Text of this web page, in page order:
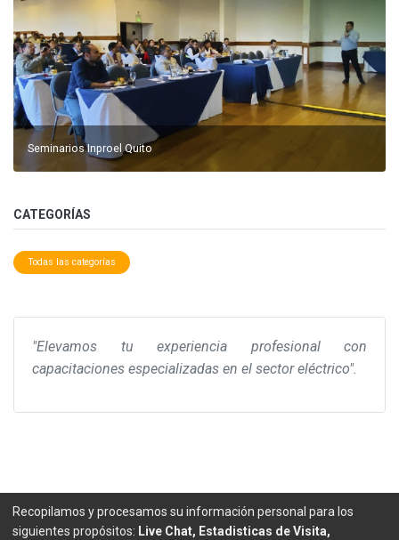
Seminarios Inproel Quito
CATEGORÍAS
Todas las categorías
"Elevamos tu experiencia profesional con
capacitaciones especializadas en el sector eléctrico".
"Para mí es un reto ser parte de Master eléctrico".
Recopilamos y procesamos su información personal para los
siguientes propósitos: Live Chat, Estadisticas de Visita,